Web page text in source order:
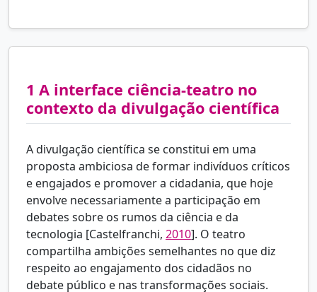
1 A interface ciência-teatro no
contexto da divulgação científica
A divulgação científica se constitui em uma
proposta ambiciosa de formar indivíduos críticos
e engajados e promover a cidadania, que hoje
envolve necessariamente a participação em
debates sobre os rumos da ciência e da
tecnologia [Castelfranchi, 2010]. O teatro
compartilha ambições semelhantes no que diz
respeito ao engajamento dos cidadãos no
debate público e nas transformações sociais.